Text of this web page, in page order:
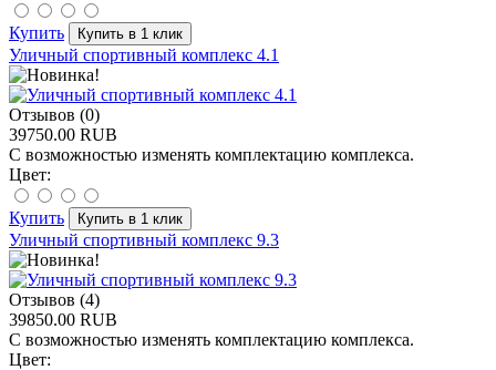
Купить
Уличный спортивный комплекс 4.1
Отзывов (0)
39750.00 RUB
С возможностью изменять комплектацию комплекса.
Цвет:
Купить
Уличный спортивный комплекс 9.3
Отзывов (4)
39850.00 RUB
С возможностью изменять комплектацию комплекса.
Цвет: